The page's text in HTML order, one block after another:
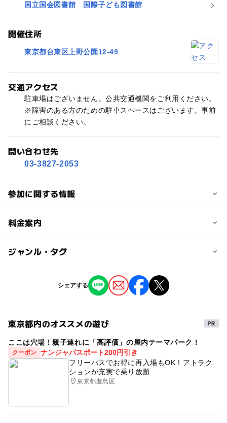
国立国会図書館 国際子ども図書館
開催住所
東京都台東区上野公園12-49
交通アクセス
駐車場はございません。公共交通機関をご利用ください。
※障害のある方のための駐車スペースはございます。事前
にご相談ください。
問い合わせ先
03-3827-2053
参加に関する情報
対象年齢
料金案内
子供の料金
ジャンル・タグ
シェアする
東京都内のオススメの遊び
ここは穴場！親子連れに「高評価」の屋内テーマパーク！
クーポン ナンジャパスポート200円引き
フリーパスでお得に再入場もOK！アトラク
ションが充実で乗り放題
東京都豊島区